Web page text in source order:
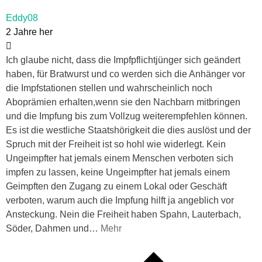
Eddy08
2 Jahre her
Ich glaube nicht, dass die Impfpflichtjünger sich geändert
haben, für Bratwurst und co werden sich die Anhänger vor
die Impfstationen stellen und wahrscheinlich noch
Aboprämien erhalten,wenn sie den Nachbarn mitbringen
und die Impfung bis zum Vollzug weiterempfehlen können.
Es ist die westliche Staatshörigkeit die dies auslöst und der
Spruch mit der Freiheit ist so hohl wie widerlegt. Kein
Ungeimpfter hat jemals einem Menschen verboten sich
impfen zu lassen, keine Ungeimpfter hat jemals einem
Geimpften den Zugang zu einem Lokal oder Geschäft
verboten, warum auch die Impfung hilft ja angeblich vor
Ansteckung. Nein die Freiheit haben Spahn, Lauterbach,
Söder, Dahmen und … Mehr